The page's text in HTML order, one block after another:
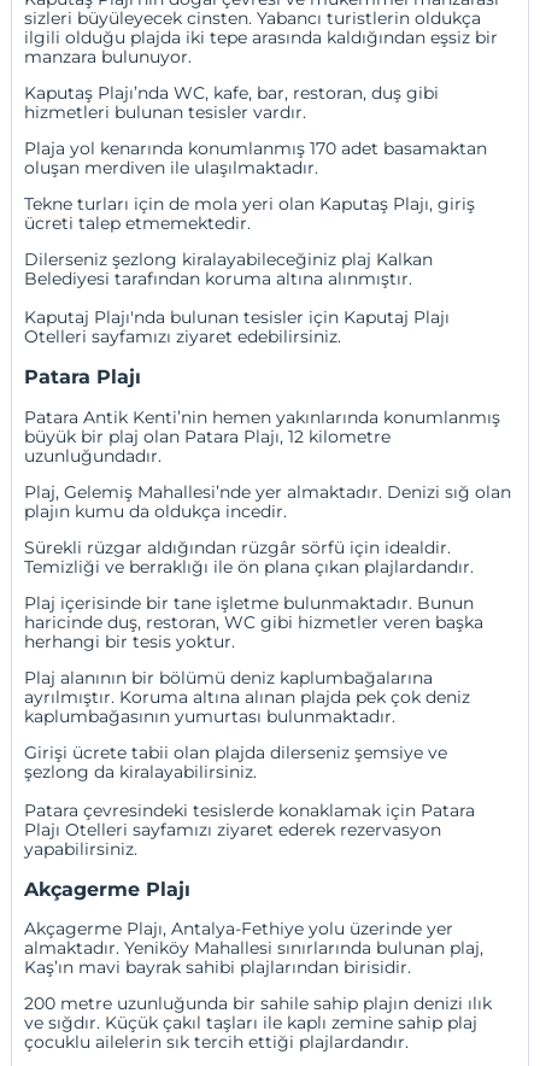
sizleri büyüleyecek cinsten. Yabancı turistlerin oldukça
ilgili olduğu plajda iki tepe arasında kaldığından eşsiz bir
manzara bulunuyor.
Kaputaş Plajı’nda WC, kafe, bar, restoran, duş gibi
hizmetleri bulunan tesisler vardır.
Plaja yol kenarında konumlanmış 170 adet basamaktan
oluşan merdiven ile ulaşılmaktadır.
Tekne turları için de mola yeri olan Kaputaş Plajı, giriş
ücreti talep etmemektedir.
Dilerseniz şezlong kiralayabileceğiniz plaj Kalkan
Belediyesi tarafından koruma altına alınmıştır.
Kaputaj Plajı'nda bulunan tesisler için Kaputaj Plajı
Otelleri sayfamızı ziyaret edebilirsiniz.
Patara Plajı
Patara Antik Kenti’nin hemen yakınlarında konumlanmış
büyük bir plaj olan Patara Plajı, 12 kilometre
uzunluğundadır.
Plaj, Gelemiş Mahallesi’nde yer almaktadır. Denizi sığ olan
plajın kumu da oldukça incedir.
Sürekli rüzgar aldığından rüzgâr sörfü için idealdir.
Temizliği ve berraklığı ile ön plana çıkan plajlardandır.
Plaj içerisinde bir tane işletme bulunmaktadır. Bunun
haricinde duş, restoran, WC gibi hizmetler veren başka
herhangi bir tesis yoktur.
Plaj alanının bir bölümü deniz kaplumbağalarına
ayrılmıştır. Koruma altına alınan plajda pek çok deniz
kaplumbağasının yumurtası bulunmaktadır.
Girişi ücrete tabii olan plajda dilerseniz şemsiye ve
şezlong da kiralayabilirsiniz.
Patara çevresindeki tesislerde konaklamak için Patara
Plajı Otelleri sayfamızı ziyaret ederek rezervasyon
yapabilirsiniz.
Akçagerme Plajı
Akçagerme Plajı, Antalya-Fethiye yolu üzerinde yer
almaktadır. Yeniköy Mahallesi sınırlarında bulunan plaj,
Kaş’ın mavi bayrak sahibi plajlarından birisidir.
200 metre uzunluğunda bir sahile sahip plajın denizi ılık
ve sığdır. Küçük çakıl taşları ile kaplı zemine sahip plaj
çocuklu ailelerin sık tercih ettiği plajlardandır.